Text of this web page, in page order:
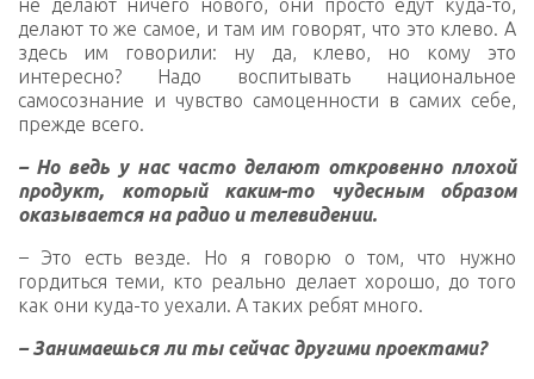
не делают ничего нового, они просто едут куда-то,
делают то же самое, и там им говорят, что это клево. А
здесь им говорили: ну да, клево, но кому это
интересно? Надо воспитывать национальное
самосознание и чувство самоценности в самих себе,
прежде всего.
– Но ведь у нас часто делают откровенно плохой
продукт, который каким-то чудесным образом
оказывается на радио и телевидении.
– Это есть везде. Но я говорю о том, что нужно
гордиться теми, кто реально делает хорошо, до того
как они куда-то уехали. А таких ребят много.
– Занимаешься ли ты сейчас другими проектами?